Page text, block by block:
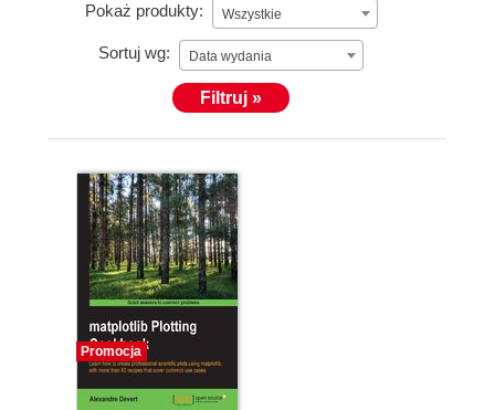
Pokaż produkty: Wszystkie
Sortuj wg: Data wydania
Filtruj »
Promocja